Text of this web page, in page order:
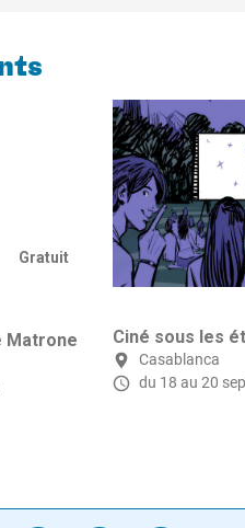
Gratuit
Matrone
Ciné sous les
Casablanca
du 18 au 20